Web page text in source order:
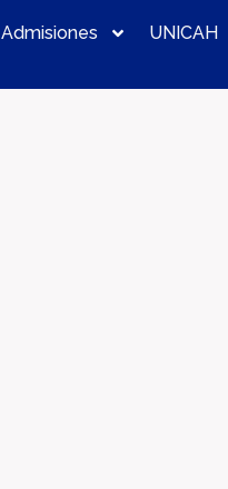
Admisiones UNICAH